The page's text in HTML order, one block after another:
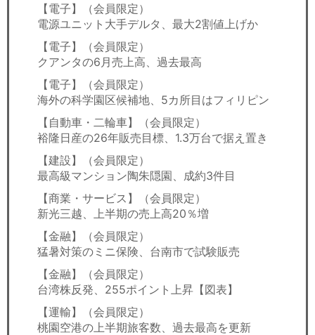
【電子】（会員限定）
電源ユニット大手デルタ、最大2割値上げか
【電子】（会員限定）
クアンタの6月売上高、過去最高
【電子】（会員限定）
海外の科学園区候補地、5カ所目はフィリピン
【自動車・二輪車】（会員限定）
裕隆日産の26年販売目標、1.3万台で据え置き
【建設】（会員限定）
最高級マンション陶朱隠園、成約3件目
【商業・サービス】（会員限定）
新光三越、上半期の売上高20％増
【金融】（会員限定）
猛暑対策のミニ保険、台南市で試験販売
【金融】（会員限定）
台湾株反発、255ポイント上昇【図表】
【運輸】（会員限定）
桃園空港の上半期旅客数、過去最高を更新